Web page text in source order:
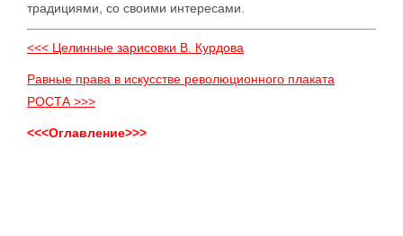
традициями, со своими интересами.
<<< Целинные зарисовки В. Курдова
Равные права в искусстве революционного плаката
РОСТА >>>
<<<Оглавление>>>